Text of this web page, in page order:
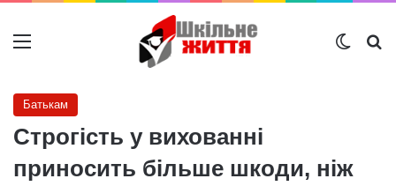
Меню
Батькам
Строгість у вихованні
приносить більше шкоди, ніж